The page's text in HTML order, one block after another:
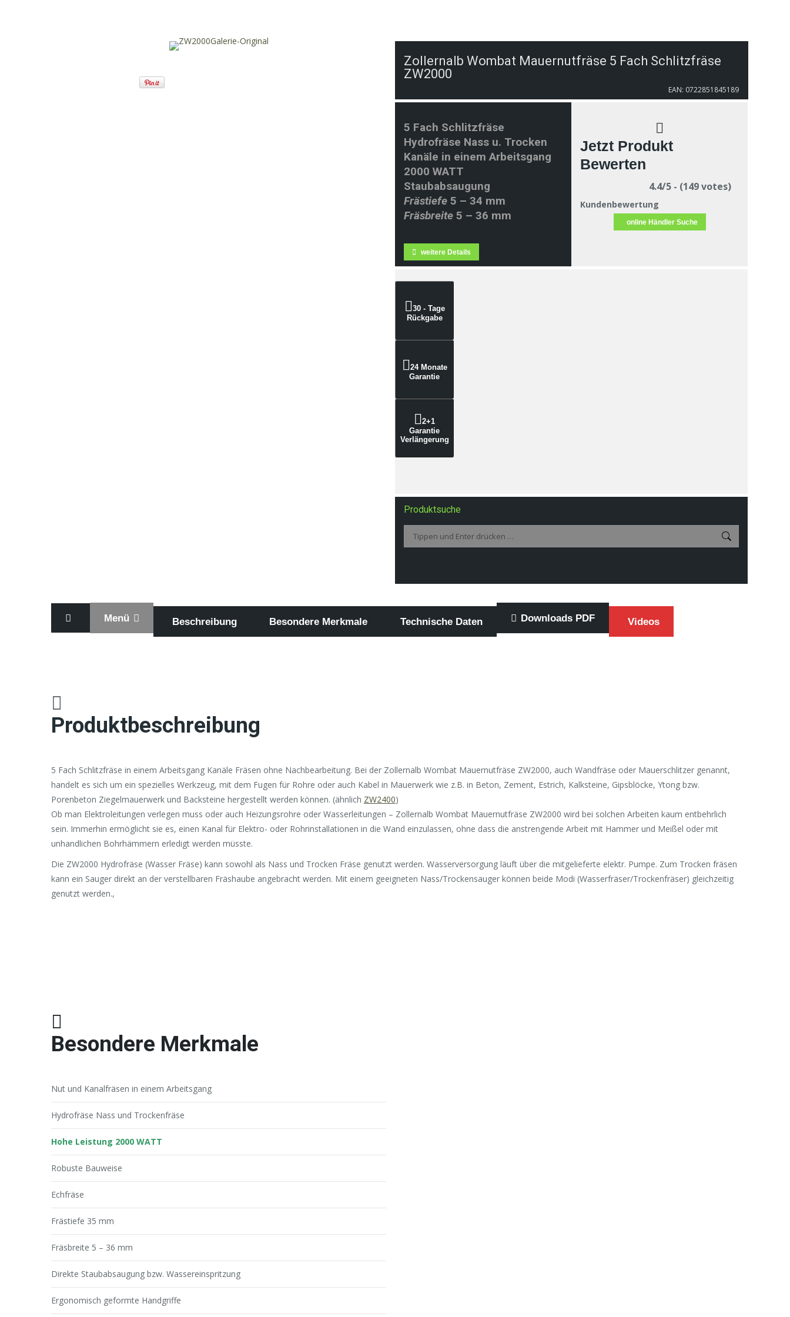
Zollernalb Wombat Mauernutfräse 5 Fach Schlitzfräse
ZW2000
EAN: 0722851845189
5 Fach Schlitzfräse
Hydrofräse Nass u. Trocken
Kanäle in einem Arbeitsgang
2000 WATT
Staubabsaugung
Frästiefe 5 – 34 mm
Fräsbreite 5 – 36 mm
weitere Details
Jetzt Produkt
Bewerten
4.4/5 - (149 votes)
Kundenbewertung
online Händler Suche
30 - Tage
Rückgabe
24 Monate
Garantie
2+1
Garantie
Verlängerung
Produktsuche
Menü Beschreibung Besondere Merkmale Technische Daten Downloads PDF Videos
Produktbeschreibung
5 Fach Schlitzfräse in einem Arbeitsgang Kanäle Fräsen ohne Nachbearbeitung. Bei der Zollernalb Wombat Mauernutfräse ZW2000, auch Wandfräse oder Mauerschlitzer genannt,
handelt es sich um ein spezielles Werkzeug, mit dem Fugen für Rohre oder auch Kabel in Mauerwerk wie z.B. in Beton, Zement, Estrich, Kalksteine, Gipsblöcke, Ytong bzw.
Porenbeton Ziegelmauerwerk und Backsteine hergestellt werden können. (ähnlich ZW2400)
Ob man Elektroleitungen verlegen muss oder auch Heizungsrohre oder Wasserleitungen – Zollernalb Wombat Mauernutfräse ZW2000 wird bei solchen Arbeiten kaum entbehrlich
sein. Immerhin ermöglicht sie es, einen Kanal für Elektro- oder Rohrinstallationen in die Wand einzulassen, ohne dass die anstrengende Arbeit mit Hammer und Meißel oder mit
unhandlichen Bohrhämmern erledigt werden müsste.
Die ZW2000 Hydrofräse (Wasser Fräse) kann sowohl als Nass und Trocken Fräse genutzt werden. Wasserversorgung läuft über die mitgelieferte elektr. Pumpe. Zum Trocken fräsen
kann ein Sauger direkt an der verstellbaren Fräshaube angebracht werden. Mit einem geeigneten Nass/Trockensauger können beide Modi (Wasserfräser/Trockenfräser) gleichzeitig
genutzt werden.,
Besondere Merkmale
Nut und Kanalfräsen in einem Arbeitsgang
Hydrofräse Nass und Trockenfräse
Hohe Leistung 2000 WATT
Robuste Bauweise
Echfräse
Frästiefe 35 mm
Fräsbreite 5 – 36 mm
Direkte Staubabsaugung bzw. Wassereinspritzung
Ergonomisch geformte Handgriffe